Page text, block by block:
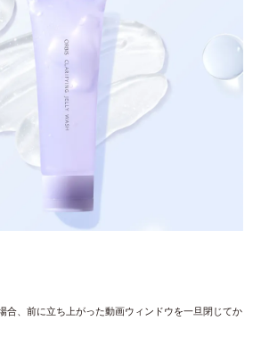
、前に立ち上がった動画ウィンドウを一旦閉じてか